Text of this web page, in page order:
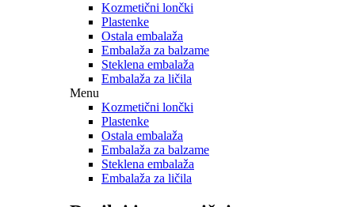
Kozmetični lončki
Plastenke
Ostala embalaža
Embalaža za balzame
Steklena embalaža
Embalaža za ličila
Menu
Kozmetični lončki
Plastenke
Ostala embalaža
Embalaža za balzame
Steklena embalaža
Embalaža za ličila